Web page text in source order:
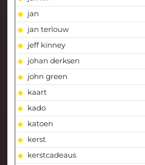
jan
jan terlouw
jeff kinney
johan derksen
john green
kaart
kado
katoen
kerst
kerstcadeaus